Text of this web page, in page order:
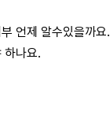
언제 알수있을까요.
하나요.